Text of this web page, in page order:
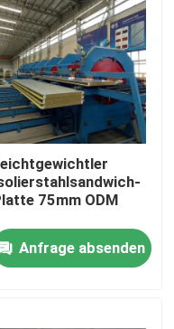
75mm ODM
Anfrage absenden